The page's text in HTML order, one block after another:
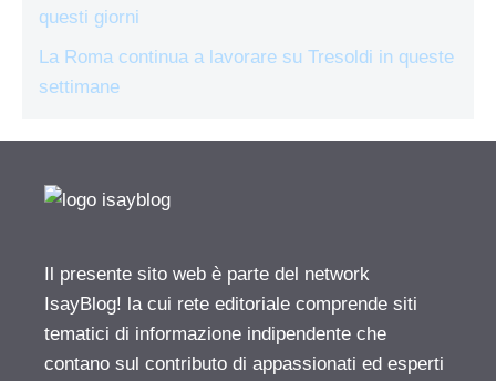
questi giorni
La Roma continua a lavorare su Tresoldi in queste
settimane
Il presente sito web è parte del network
IsayBlog! la cui rete editoriale comprende siti
tematici di informazione indipendente che
contano sul contributo di appassionati ed esperti